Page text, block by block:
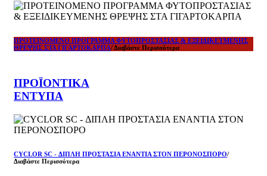
ΠΡΟΤΕΙΝΟΜΕΝΟ ΠΡΟΓΡΑΜΜΑ ΦΥΤΟΠΡΟΣΤΑΣΙΑΣ & ΕΞΕΙΔΙΚΕΥΜΕΝΗΣ
ΘΡΕΨΗΣ ΣΤΑ ΓΙΓΑΡΤΟΚΑΡΠΑ/ Διαβάστε Περισσότερα
ΠΡΟΪΟΝΤΙΚΑ
ΕΝΤΥΠΑ
CYCLOR SC - ΔΙΠΛH ΠΡΟΣΤΑΣIΑ ΕΝAΝΤΙΑ ΣΤΟΝ ΠΕΡΟΝOΣΠΟΡΟ/
Διαβάστε Περισσότερα